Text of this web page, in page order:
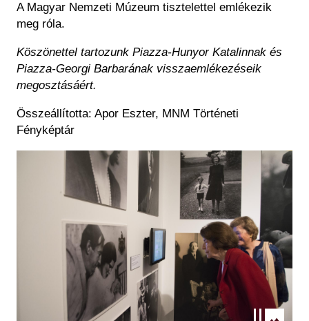
A Magyar Nemzeti Múzeum tisztelettel emlékezik
meg róla.
Köszönettel tartozunk Piazza-Hunyor Katalinnak és
Piazza-Georgi Barbarának visszaemlékezéseik
megosztásáért.
Összeállította: Apor Eszter, MNM Történeti
Fényképtár